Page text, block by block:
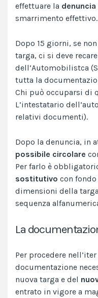
effettuare la denuncia
smarrimento effettivo.
Dopo 15 giorni, se
targa, ci si deve
dell’Automobilistca
tutta la
Chi può occuparsi di
L’intestatario
relativi documenti).
Dopo la denuncia, in
possibile circolare
Per farlo è
sostitutivo con
dimensioni della
sequenza
La
Per procedere
documentazione
nuova targa e del
entrato in vigore a